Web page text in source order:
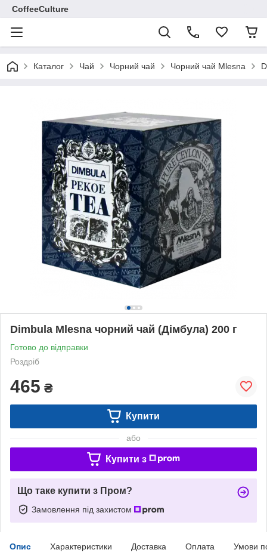
CoffeeCulture
Каталог Чай Чорний чай Чорний чай Mlesna
Dimbula Mlesna чорний чай (Дімбула) 200 г
Готово до відправки
Роздріб
465 ₴
Купити
або
Купити з
Що таке купити з Пром?
Замовлення під захистом
Опис Характеристики Доставка Оплата Умови